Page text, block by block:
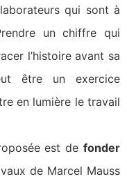
qui sont à
un chiffre qui
l’histoire avant sa
être un exercice
en lumière le travail
est de fonder
de Marcel Mauss